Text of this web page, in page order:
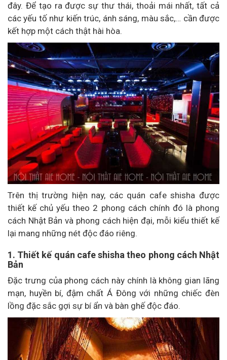
đây. Để tạo ra được sự thư thái, thoải mái nhất, tất cả
các yếu tố như kiến trúc, ánh sáng, màu sắc,… cần được
kết hợp một cách thật hài hòa.
Trên thị trường hiện nay, các quán cafe shisha được
thiết kế chủ yếu theo 2 phong cách chính đó là phong
cách Nhật Bản và phong cách hiện đại, mỗi kiểu thiết kế
lại mang những nét độc đáo riêng.
1. Thiết kế quán cafe shisha theo phong cách Nhật
Bản
Đặc trưng của phong cách này chính là không gian lãng
mạn, huyền bí, đậm chất Á Đông với những chiếc đèn
lồng đặc sắc gợi sự bí ẩn và bàn ghế độc đáo.